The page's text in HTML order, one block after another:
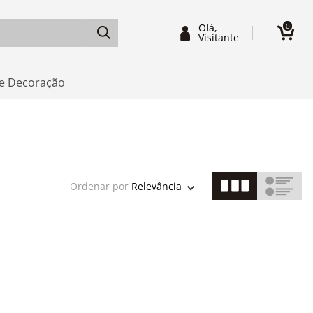
Olá,
Visitante
0
Decoração
Ordenar por Relevância